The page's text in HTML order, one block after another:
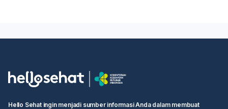
Hello Sehat ingin menjadi sumber informasi Anda dalam membuat